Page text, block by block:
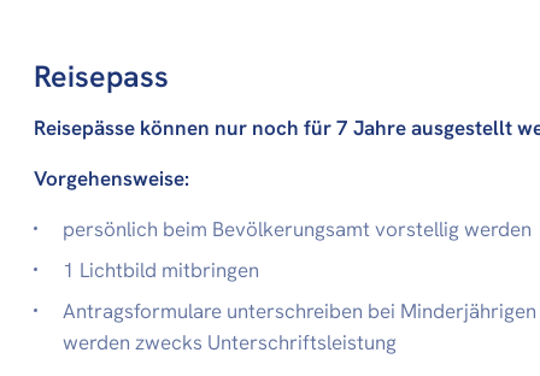
Reisepass
Reisepässe können nur noch für 7 Jahre ausgestellt
Vorgehensweise:
persönlich beim Bevölkerungsamt vorstellig werden
1 Lichtbild mitbringen
Antragsformulare unterschreiben bei
werden zwecks Unterschriftsleistung